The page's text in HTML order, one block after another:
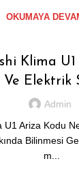
OKUMAYA
Klima
Ve Elektrik
Admin
U1 Ariza Kodu
Bilinmesi
m...